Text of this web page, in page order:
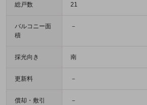
総戸数 21
バルコニー面
積
－
採光向き 南
更新料 －
償却・敷引 －